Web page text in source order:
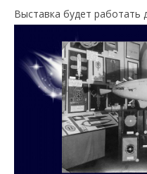
Выставка будет работать